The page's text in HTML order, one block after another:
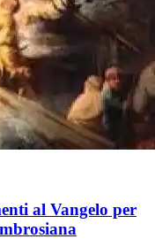
al Vangelo per